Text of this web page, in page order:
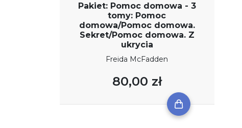
Pakiet: Pomoc domowa - 3
tomy: Pomoc
domowa/Pomoc domowa.
Sekret/Pomoc domowa. Z
ukrycia
Freida McFadden
80,00 zł